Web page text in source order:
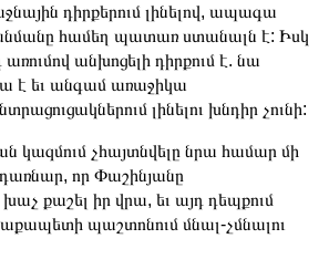
դիրքերում լինելով, ապագա
համեղ պատառ ստանալն է: Իսկ
անխոցելի դիրքում է. նա
է եւ անգամ առաջիկա
լինելու խնդիր չունի:
կազմում չհայտնվելը նրա համար մի
որ Փաշինյանը
քաշել իր վրա, եւ այդ դեպքում
պաշտոնում մնալ-չմնալու